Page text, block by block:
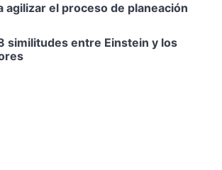
agilizar el proceso de planeación
similitudes entre Einstein y los